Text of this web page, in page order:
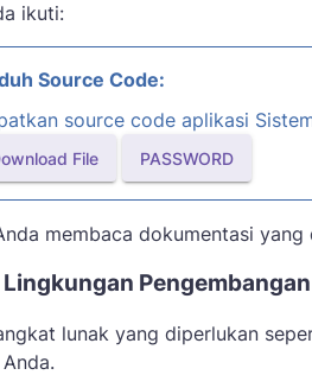
ikuti:
Source Code:
source code aplikasi
File PASSWORD
membaca dokumentasi
Pengembangan
lunak yang diperlukan